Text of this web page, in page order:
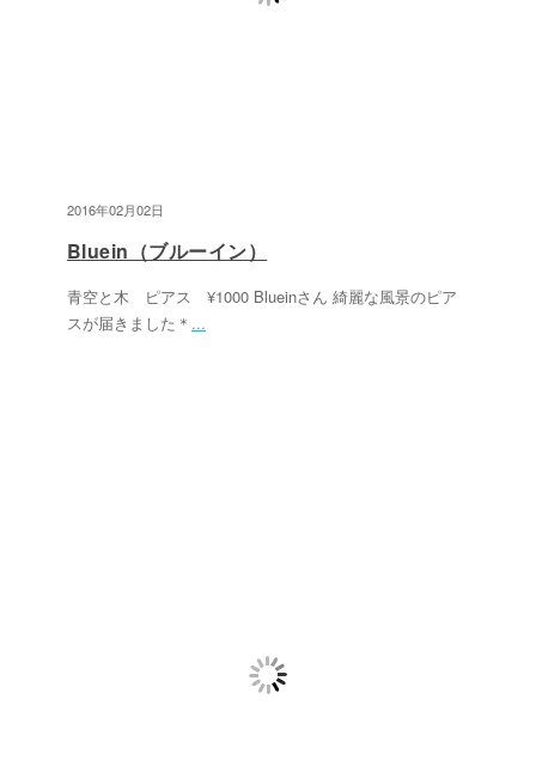
2016年02月02日
Bluein（ブルーイン）
青空と木 ピアス ¥1000 Blueinさん 綺麗な風景のピア
スが届きました＊ ...